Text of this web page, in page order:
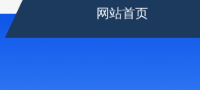
网站首页